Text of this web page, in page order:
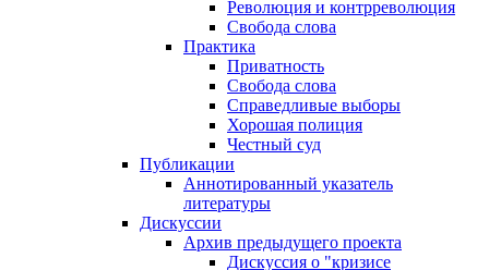
Революция и контрреволюция
Свобода слова
Практика
Приватность
Свобода слова
Справедливые выборы
Хорошая полиция
Честный суд
Публикации
Аннотированный указатель
литературы
Дискуссии
Архив предыдущего проекта
Дискуссия о "кризисе